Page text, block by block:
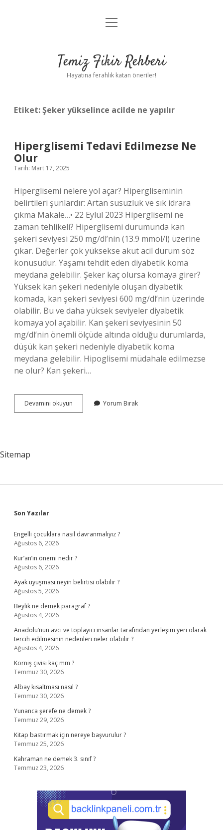
Anasayfa
Yasal Uyarı
menüyü
Temiz Fikir Rehberi
Hayatına ferahlık katan öneriler!
Etiket:Şeker yükselince acilde ne yapılır
Hiperglisemi Tedavi Edilmezse Ne
Olur
Tarih: Mart 17, 2025
Hiperglisemi nelere yol açar? Hipergliseminin
belirtileri şunlardır: Artan susuzluk ve sık idrara
çıkma Makale…• 22 Eylül 2023 Hiperglisemi ne
zaman tehlikeli? Hiperglisemi durumunda kan
şekeri seviyesi 250 mg/dl’nin (13.9 mmol/l) üzerine
çıkar. Değerler çok yüksekse akut acil durum söz
konusudur. Yaşamı tehdit eden diyabetik koma
meydana gelebilir. Şeker kaç olursa komaya girer?
Yüksek kan şekeri nedeniyle oluşan diyabetik
komada, kan şekeri seviyesi 600 mg/dl’nin üzerinde
olabilir. Bu ve daha yüksek seviyeler diyabetik
komaya yol açabilir. Kan şekeri seviyesinin 50
mg/dl’nin önemli ölçüde altında olduğu durumlarda,
düşük kan şekeri nedeniyle diyabetik koma
meydana gelebilir. Hipoglisemi müdahale edilmezse
ne olur? Kan şekeri…
Devamını okuyun Hiperglisemi
Tedavi
Yorum Bırak
Sitemap
Sidebar
Son Yazılar
Engelli çocuklara nasıl davranmalıyız ?
Ağustos 6, 2026
Kur’an’ın önemi nedir ?
Ağustos 6, 2026
Ayak uyuşması neyin belirtisi olabilir ?
Ağustos 5, 2026
Beylik ne demek paragraf ?
Ağustos 4, 2026
Anadolu’nun avcı ve toplayıcı insanlar tarafından yerleşim yeri olarak
tercih edilmesinin nedenleri neler olabilir ?
Ağustos 4, 2026
Korniş çivisi kaç mm ?
Temmuz 30, 2026
Albay kısaltması nasıl ?
Temmuz 30, 2026
Yunanca şerefe ne demek ?
Temmuz 29, 2026
Kitap bastırmak için nereye başvurulur ?
Temmuz 25, 2026
Kahraman ne demek 3. sınıf ?
Temmuz 23, 2026